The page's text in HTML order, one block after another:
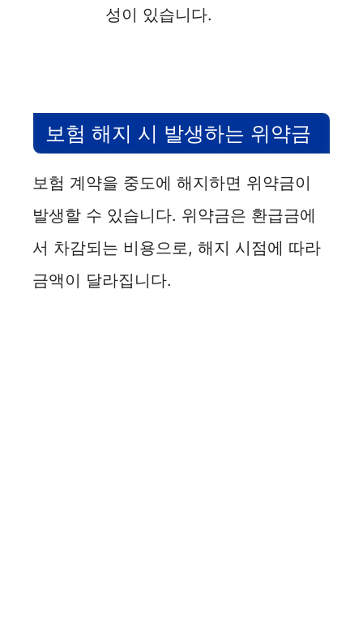
성이 있습니다.
보험 해지 시 발생하는 위약금
보험 계약을 중도에 해지하면 위약금이
발생할 수 있습니다. 위약금은 환급금에
서 차감되는 비용으로, 해지 시점에 따라
금액이 달라집니다.